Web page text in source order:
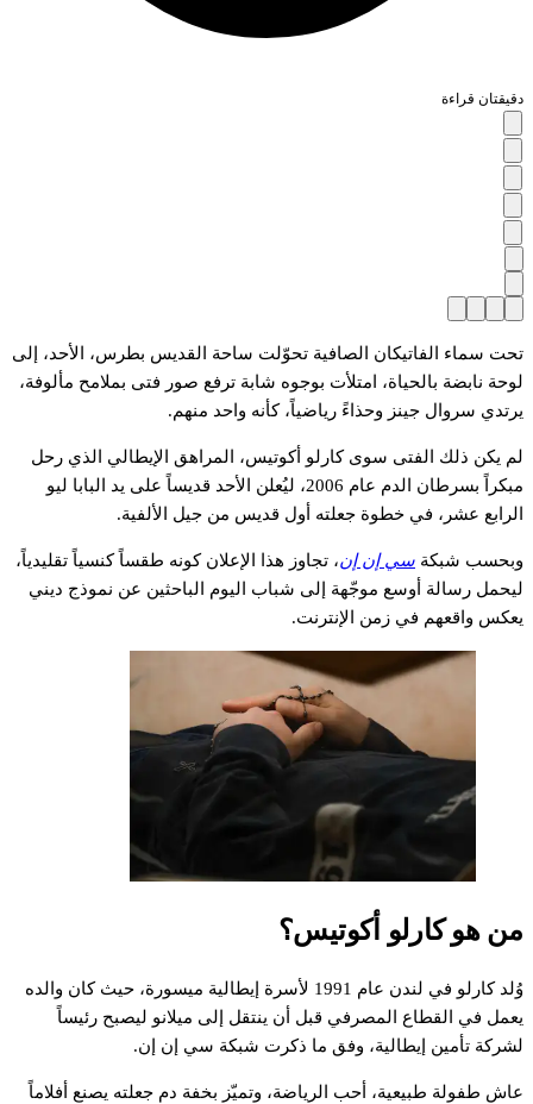
دقيقتان قراءة
تحت سماء الفاتيكان الصافية تحوّلت ساحة القديس بطرس، الأحد، إلى
لوحة نابضة بالحياة، امتلأت بوجوه شابة ترفع صور فتى بملامح مألوفة،
يرتدي سروال جينز وحذاءً رياضياً، كأنه واحد منهم.
لم يكن ذلك الفتى سوى كارلو أكوتيس، المراهق الإيطالي الذي رحل
مبكراً بسرطان الدم عام 2006، ليُعلن الأحد قديساً على يد البابا ليو
الرابع عشر، في خطوة جعلته أول قديس من جيل الألفية.
وبحسب شبكة سي إن إن، تجاوز هذا الإعلان كونه طقساً كنسياً تقليدياً،
ليحمل رسالة أوسع موجّهة إلى شباب اليوم الباحثين عن نموذج ديني
يعكس واقعهم في زمن الإنترنت.
من هو كارلو أكوتيس؟
وُلد كارلو في لندن عام 1991 لأسرة إيطالية ميسورة، حيث كان والده
يعمل في القطاع المصرفي قبل أن ينتقل إلى ميلانو ليصبح رئيساً
لشركة تأمين إيطالية، وفق ما ذكرت شبكة سي إن إن.
عاش طفولة طبيعية، أحب الرياضة، وتميّز بخفة دم جعلته يصنع أفلاماً